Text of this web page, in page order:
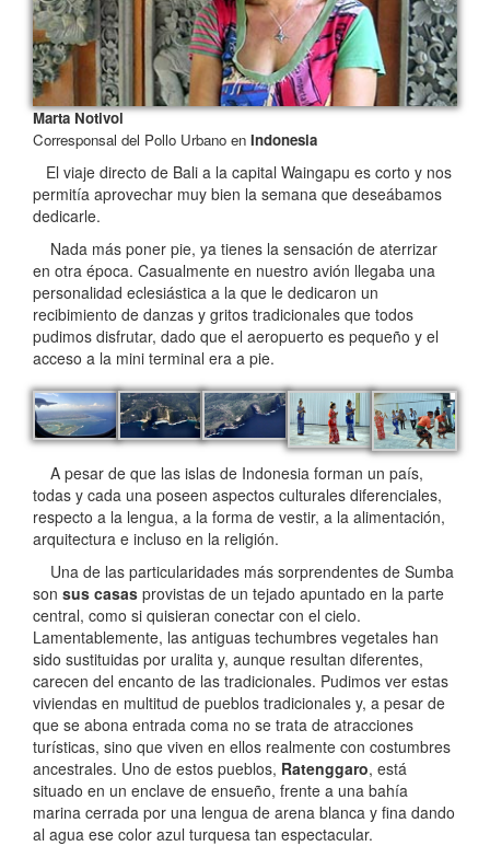
Marta Notivol
Corresponsal del Pollo Urbano en Indonesia
El viaje directo de Bali a la capital Waingapu es corto y nos
permitía aprovechar muy bien la semana que deseábamos
dedicarle.
Nada más poner pie, ya tienes la sensación de aterrizar
en otra época. Casualmente en nuestro avión llegaba una
personalidad eclesiástica a la que le dedicaron un
recibimiento de danzas y gritos tradicionales que todos
pudimos disfrutar, dado que el aeropuerto es pequeño y el
acceso a la mini terminal era a pie.
A pesar de que las islas de Indonesia forman un país,
todas y cada una poseen aspectos culturales diferenciales,
respecto a la lengua, a la forma de vestir, a la alimentación,
arquitectura e incluso en la religión.
Una de las particularidades más sorprendentes de Sumba
son sus casas provistas de un tejado apuntado en la parte
central, como si quisieran conectar con el cielo.
Lamentablemente, las antiguas techumbres vegetales han
sido sustituidas por uralita y, aunque resultan diferentes,
carecen del encanto de las tradicionales. Pudimos ver estas
viviendas en multitud de pueblos tradicionales y, a pesar de
que se abona entrada coma no se trata de atracciones
turísticas, sino que viven en ellos realmente con costumbres
ancestrales. Uno de estos pueblos, Ratenggaro, está
situado en un enclave de ensueño, frente a una bahía
marina cerrada por una lengua de arena blanca y fina dando
al agua ese color azul turquesa tan espectacular.